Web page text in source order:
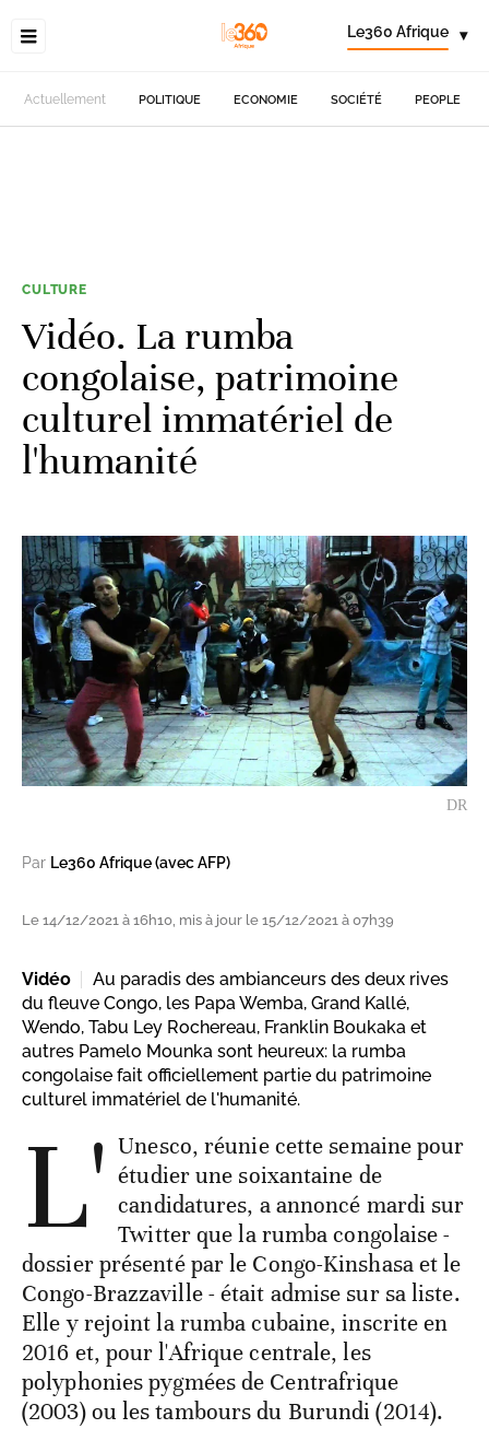
Le360 Afrique ▾
Actuellement POLITIQUE ECONOMIE SOCIÉTÉ PEOPLE
CULTURE
Vidéo. La rumba
congolaise, patrimoine
culturel immatériel de
l'humanité
DR
Par Le360 Afrique (avec AFP)
Le 14/12/2021 à 16h10, mis à jour le 15/12/2021 à 07h39
Vidéo
Au paradis des ambianceurs des deux rives
du fleuve Congo, les Papa Wemba, Grand Kallé,
Wendo, Tabu Ley Rochereau, Franklin Boukaka et
autres Pamelo Mounka sont heureux: la rumba
congolaise fait officiellement partie du patrimoine
culturel immatériel de l'humanité.
L' Unesco, réunie cette semaine pour
étudier une soixantaine de
candidatures, a annoncé mardi sur
Twitter que la rumba congolaise -
dossier présenté par le Congo-Kinshasa et le
Congo-Brazzaville - était admise sur sa liste.
Elle y rejoint la rumba cubaine, inscrite en
2016 et, pour l'Afrique centrale, les
polyphonies pygmées de Centrafrique
(2003) ou les tambours du Burundi (2014).